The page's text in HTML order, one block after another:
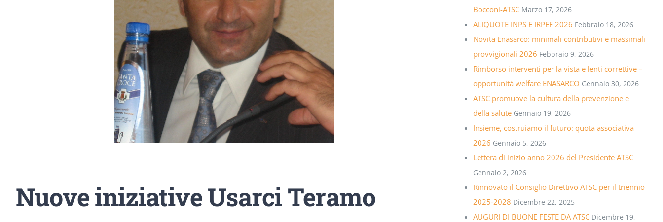
Nuove iniziative Usarci Teramo
Bocconi-ATSC Marzo 17, 2026
ALIQUOTE INPS E IRPEF 2026 Febbraio 18, 2026
Novità Enasarco: minimali contributivi e massimali
provvigionali 2026 Febbraio 9, 2026
Rimborso interventi per la vista e lenti correttive –
opportunità welfare ENASARCO Gennaio 30, 2026
ATSC promuove la cultura della prevenzione e
della salute Gennaio 19, 2026
Insieme, costruiamo il futuro: quota associativa
2026 Gennaio 5, 2026
Lettera di inizio anno 2026 del Presidente ATSC
Gennaio 2, 2026
Rinnovato il Consiglio Direttivo ATSC per il triennio
2025-2028 Dicembre 22, 2025
AUGURI DI BUONE FESTE DA ATSC Dicembre 19,